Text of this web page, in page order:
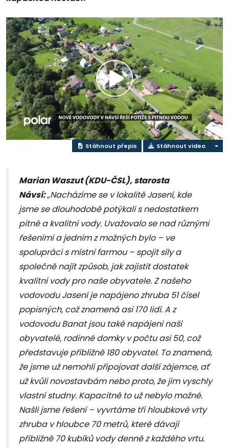
Přehrát
video
Stáhnout přepis Stáhnout video
Marian Waszut (KDU-ČSL), starosta
Návsí:„Nacházíme se v lokalitě Jasení, kde
jsme se dlouhodobě potýkali s nedostatkem
pitné a kvalitní vody. Uvažovalo se nad různými
řešeními a jedním z možných bylo – ve
spolupráci s místní farmou – spojit síly a
společně najít způsob, jak zajistit dostatek
kvalitní vody pro naše obyvatele. Z našeho
vodovodu Jasení je napájeno zhruba 51 čísel
popisných, což znamená asi 170 lidí. A z
vodovodu Banat jsou také napájeni naši
obyvatelé, rodinné domky v počtu asi 50, což
představuje přibližně 180 obyvatel. To znamená,
že jsme už nemohli připojovat další zájemce, ať
už kvůli novostavbám nebo proto, že jim vyschly
vlastní studny. Kapacitně to už nebylo možné.
Našli jsme řešení – vyvrtáme tři hloubkové vrty
zhruba v hloubce 70 metrů, které dávají
přibližně 70 kubíků vody denně z každého vrtu.